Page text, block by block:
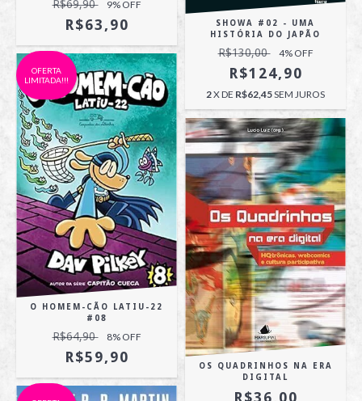
R$69,90 9% OFF
R$63,90
SHOWA #02 - UMA
HISTÓRIA DO JAPÃO
R$130,00 4% OFF
R$124,90
2X DE R$62,45SEM JUROS
OFERTA
LIMITADA!!!
O HOMEM-CÃO LATIU-22
#08
R$64,90 8% OFF
R$59,90
OS QUADRINHOS NA ERA
DIGITAL
R$36,00